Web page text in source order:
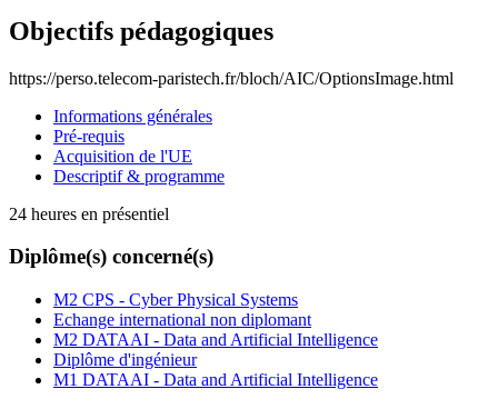
Objectifs pédagogiques
https://perso.telecom-paristech.fr/bloch/AIC/OptionsImage.html
Informations générales
Pré-requis
Acquisition de l'UE
Descriptif & programme
24 heures en présentiel
Diplôme(s) concerné(s)
M2 CPS - Cyber Physical Systems
Echange international non diplomant
M2 DATAAI - Data and Artificial Intelligence
Diplôme d'ingénieur
M1 DATAAI - Data and Artificial Intelligence